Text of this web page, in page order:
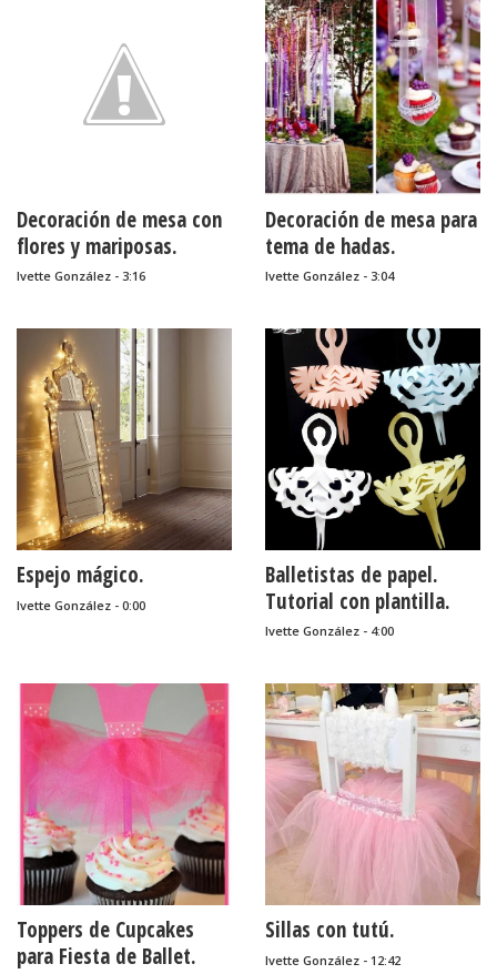
Decoración de mesa con
flores y mariposas.
Ivette González - 3:16
Decoración de mesa para
tema de hadas.
Ivette González - 3:04
Espejo mágico.
Ivette González - 0:00
Balletistas de papel.
Tutorial con plantilla.
Ivette González - 4:00
Toppers de Cupcakes
para Fiesta de Ballet.
Sillas con tutú.
Ivette González - 12:42